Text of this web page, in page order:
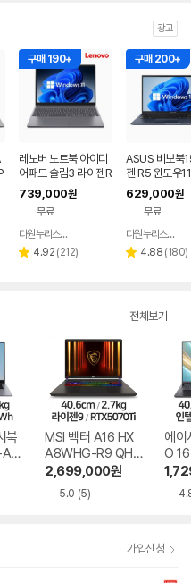
광고
구매 190+
레노버 노트북 아이디
어패드 슬림3 라이젠R
5 8GB 256GB 윈도
우11
739,000원
무료
페이
다원누리스토어
별 4.92 리
(212)
구매 200+
ASUS 비보북
젠 R5 윈도우
근무 싼 노트북
629,000원
무료
다원누리스토어
별 4.88 리
(180)
전체보기
북
MSI 벡터 A16 HX
A8WHG-R9 QHD
+
2,699,000원
5.0 (5)
에이
O
1-
가입신청